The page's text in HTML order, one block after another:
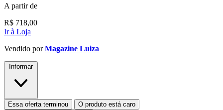
A partir de
R$ 718,00
Ir à Loja
Vendido porMagazine Luiza
Informar
Essa oferta terminou
O produto está caro